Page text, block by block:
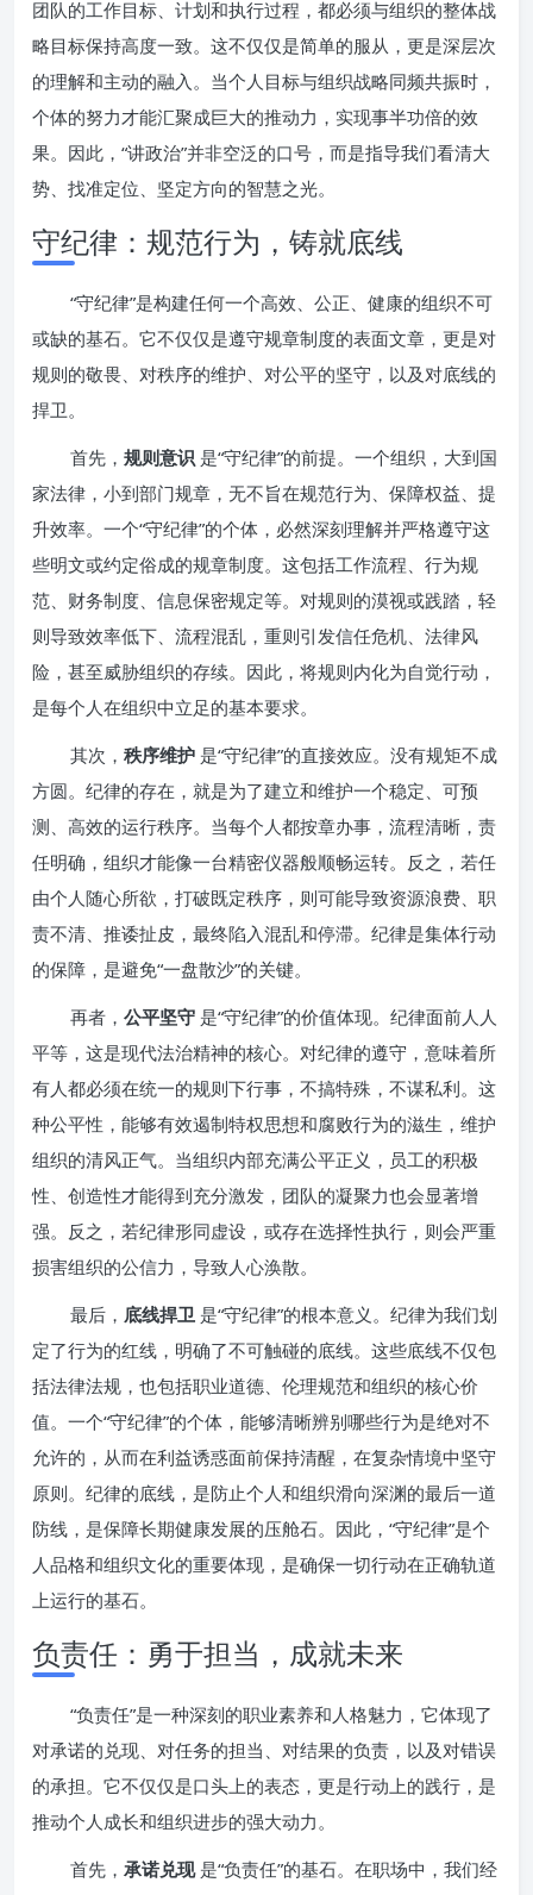
团队的工作目标、计划和执行过程，都必须与组织的整体战
略目标保持高度一致。这不仅仅是简单的服从，更是深层次
的理解和主动的融入。当个人目标与组织战略同频共振时，
个体的努力才能汇聚成巨大的推动力，实现事半功倍的效
果。因此，“讲政治”并非空泛的口号，而是指导我们看清大
势、找准定位、坚定方向的智慧之光。
守纪律：规范行为，铸就底线
“守纪律”是构建任何一个高效、公正、健康的组织不可
或缺的基石。它不仅仅是遵守规章制度的表面文章，更是对
规则的敬畏、对秩序的维护、对公平的坚守，以及对底线的
捍卫。
首先， 规则意识 是“守纪律”的前提。一个组织，大到国
家法律，小到部门规章，无不旨在规范行为、保障权益、提
升效率。一个“守纪律”的个体，必然深刻理解并严格遵守这
些明文或约定俗成的规章制度。这包括工作流程、行为规
范、财务制度、信息保密规定等。对规则的漠视或践踏，轻
则导致效率低下、流程混乱，重则引发信任危机、法律风
险，甚至威胁组织的存续。因此，将规则内化为自觉行动，
是每个人在组织中立足的基本要求。
其次， 秩序维护 是“守纪律”的直接效应。没有规矩不成
方圆。纪律的存在，就是为了建立和维护一个稳定、可预
测、高效的运行秩序。当每个人都按章办事，流程清晰，责
任明确，组织才能像一台精密仪器般顺畅运转。反之，若任
由个人随心所欲，打破既定秩序，则可能导致资源浪费、职
责不清、推诿扯皮，最终陷入混乱和停滞。纪律是集体行动
的保障，是避免“一盘散沙”的关键。
再者， 公平坚守 是“守纪律”的价值体现。纪律面前人人
平等，这是现代法治精神的核心。对纪律的遵守，意味着所
有人都必须在统一的规则下行事，不搞特殊，不谋私利。这
种公平性，能够有效遏制特权思想和腐败行为的滋生，维护
组织的清风正气。当组织内部充满公平正义，员工的积极
性、创造性才能得到充分激发，团队的凝聚力也会显著增
强。反之，若纪律形同虚设，或存在选择性执行，则会严重
损害组织的公信力，导致人心涣散。
最后， 底线捍卫 是“守纪律”的根本意义。纪律为我们划
定了行为的红线，明确了不可触碰的底线。这些底线不仅包
括法律法规，也包括职业道德、伦理规范和组织的核心价
值。一个“守纪律”的个体，能够清晰辨别哪些行为是绝对不
允许的，从而在利益诱惑面前保持清醒，在复杂情境中坚守
原则。纪律的底线，是防止个人和组织滑向深渊的最后一道
防线，是保障长期健康发展的压舱石。因此，“守纪律”是个
人品格和组织文化的重要体现，是确保一切行动在正确轨道
上运行的基石。
负责任：勇于担当，成就未来
“负责任”是一种深刻的职业素养和人格魅力，它体现了
对承诺的兑现、对任务的担当、对结果的负责，以及对错误
的承担。它不仅仅是口头上的表态，更是行动上的践行，是
推动个人成长和组织进步的强大动力。
首先， 承诺兑现 是“负责任”的基石。在职场中，我们经